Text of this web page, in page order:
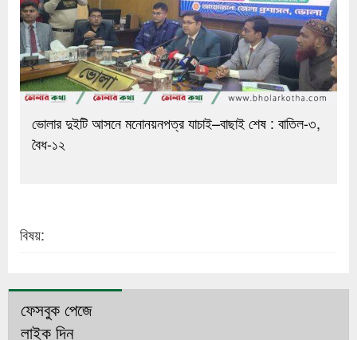
ভোলার দুইটি আসনে মনোনয়নপত্র যাচাই–বাছাই শেষ : বাতিল-৩,
বৈধ-১২
বিষয়:
ফেসবুক পেজে
লাইক দিন